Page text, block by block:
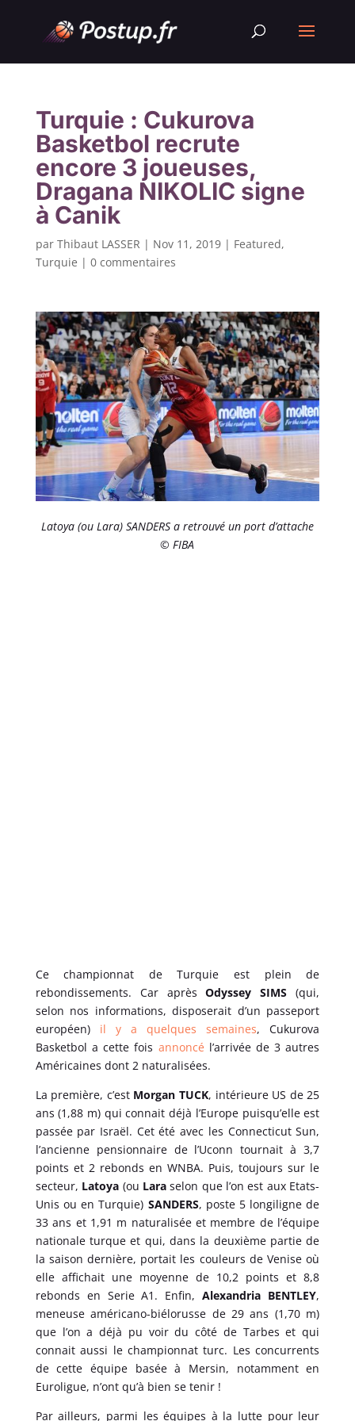
Turquie : Cukurova
Basketbol recrute
encore 3 joueuses,
Dragana NIKOLIC signe
à Canik
par Thibaut LASSER | Nov 11, 2019| Featured,
Turquie | 0 commentaires
Latoya (ou Lara) SANDERS a retrouvé un port d’attache
© FIBA
Ce championnat de Turquie est plein de
rebondissements. Car aprèsOdyssey SIMS (qui,
selon nos informations, disposerait d’un passeport
européen) il y a quelques semaines, Cukurova
Basketbol a cette fois annoncé l’arrivée de 3 autres
Américaines dont 2 naturalisées.
La première, c’est Morgan TUCK, intérieure US de 25
ans (1,88 m) qui connait déjà l’Europe puisqu’elle est
passée par Israël. Cet été avec les Connecticut Sun,
l’ancienne pensionnaire de l’Uconn tournait à 3,7
points et 2 rebonds en WNBA. Puis, toujours sur le
secteur, Latoya (ou Laraselon que l’on est aux Etats-
Unis ou en Turquie) SANDERS, poste 5 longiligne de
33 ans et 1,91 m naturalisée et membre de l’équipe
nationale turque et qui, dans la deuxième partie de
la saison dernière, portait les couleurs de Venise où
elle affichait une moyenne de 10,2 points et 8,8
rebonds en Serie A1. Enfin,Alexandria BENTLEY,
meneuse américano-biélorusse de 29 ans (1,70 m)
que l’on a déjà pu voir du côté de Tarbes et qui
connait aussi le championnat turc. Les concurrents
de cette équipe basée à Mersin, notamment en
Euroligue, n’ont qu’à bien se tenir !
Par ailleurs, parmi les équipes à la lutte pour leur